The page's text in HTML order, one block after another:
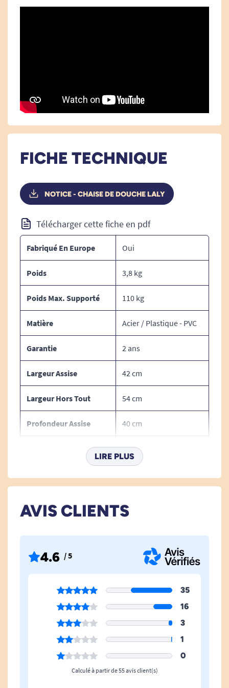
FICHE TECHNIQUE
NOTICE - CHAISE DE DOUCHE LALY
Télécharger cette fiche en pdf
Fabriqué En Europe Oui
Poids 3,8 kg
Poids Max. Supporté 110 kg
Matière Acier / Plastique - PVC
Garantie 2 ans
Largeur Assise 42 cm
Largeur Hors Tout 54 cm
Profondeur Assise 40 cm
43 à 53 cm
Bariatrique
Avec Accoudoirs Oui
Hauteur Hors Tout 101 cm
LIRE PLUS
AVIS CLIENTS
4.6 / 5
35
16
3
1
0
Calculé à partir de 55 avis client(s)